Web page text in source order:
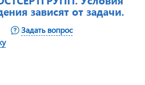
зависят от задачи.
Задать вопрос